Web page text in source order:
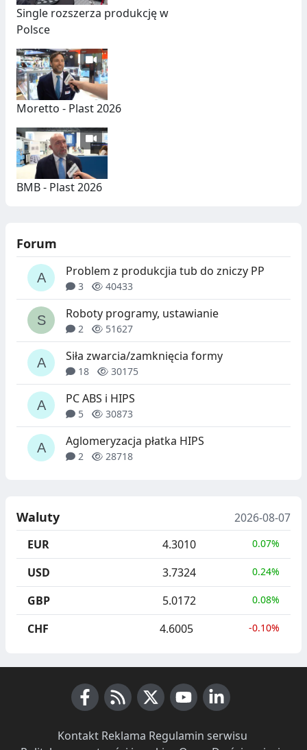
Single rozszerza produkcję w
Polsce
Moretto - Plast 2026
BMB - Plast 2026
Forum
Problem z produkcjia tub do zniczy PP
3 40433
Roboty programy, ustawianie
2 51627
Siła zwarcia/zamknięcia formy
18 30175
PC ABS i HIPS
5 30873
Aglomeryzacja płatka HIPS
2 28718
Waluty
2026-08-07
EUR
4.3010 0.07%
USD 3.7324 0.24%
GBP 5.0172 0.08%
CHF 4.6005 -0.10%
Kontakt· Reklama Regulamin serwisu